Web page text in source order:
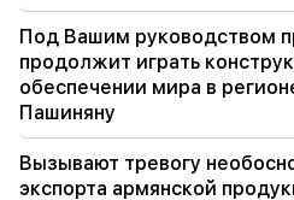
18:19
В Беларуси отсутствует
СССР. Лукашенко
Армянскую церковь
везде, но способ
Под Вашим руководством
продолжит играть
обеспечении мира в
Пашиняну
Вызывают тревогу
экспорта армянской